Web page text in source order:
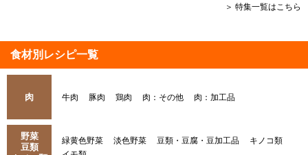
＞ 特集一覧はこちら
食材別レシピ一覧
肉 牛肉 豚肉 鶏肉 肉：その他 肉：加工品
野菜
豆類
緑黄色野菜 淡色野菜 豆類・豆腐・豆加工品
キノコ類